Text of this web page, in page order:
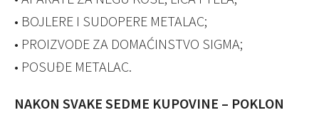
• BOJLERE I SUDOPERE METALAC;
• PROIZVODE ZA DOMAĆINSTVO SIGMA;
• POSUĐE METALAC.
NAKON SVAKE SEDME KUPOVINE – POKLON